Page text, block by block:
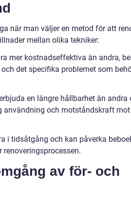
när man väljer en metod för att
mellan olika tekniker:
mer kostnadseffektiva än andra,
det specifika problemet som
en längre hållbarhet än andra
användning och motståndskraft mot
i tidsåtgång och kan påverka
av för- och